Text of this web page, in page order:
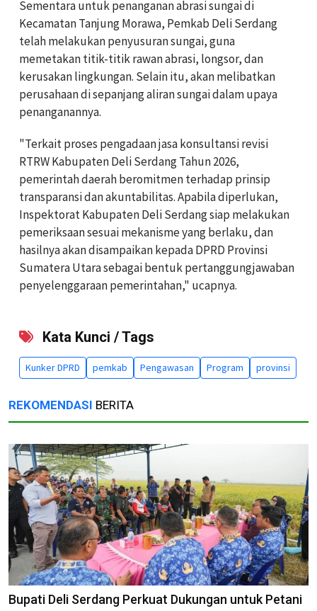
Sementara untuk penanganan abrasi sungai di
Kecamatan Tanjung Morawa, Pemkab Deli Serdang
telah melakukan penyusuran sungai, guna
memetakan titik-titik rawan abrasi, longsor, dan
kerusakan lingkungan. Selain itu, akan melibatkan
perusahaan di sepanjang aliran sungai dalam upaya
penanganannya.
"Terkait proses pengadaan jasa konsultansi revisi
RTRW Kabupaten Deli Serdang Tahun 2026,
pemerintah daerah beromitmen terhadap prinsip
transparansi dan akuntabilitas. Apabila diperlukan,
Inspektorat Kabupaten Deli Serdang siap melakukan
pemeriksaan sesuai mekanisme yang berlaku, dan
hasilnya akan disampaikan kepada DPRD Provinsi
Sumatera Utara sebagai bentuk pertanggungjawaban
penyelenggaraan pemerintahan," ucapnya.
Kata Kunci / Tags
Kunker DPRD pemkab Pengawasan Program provinsi
REKOMENDASI BERITA
Bupati Deli Serdang Perkuat Dukungan untuk Petani